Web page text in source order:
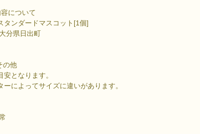
について
タンダードマスコット[1個]
県日出町
の他
となります。
によってサイズに違いがあります。